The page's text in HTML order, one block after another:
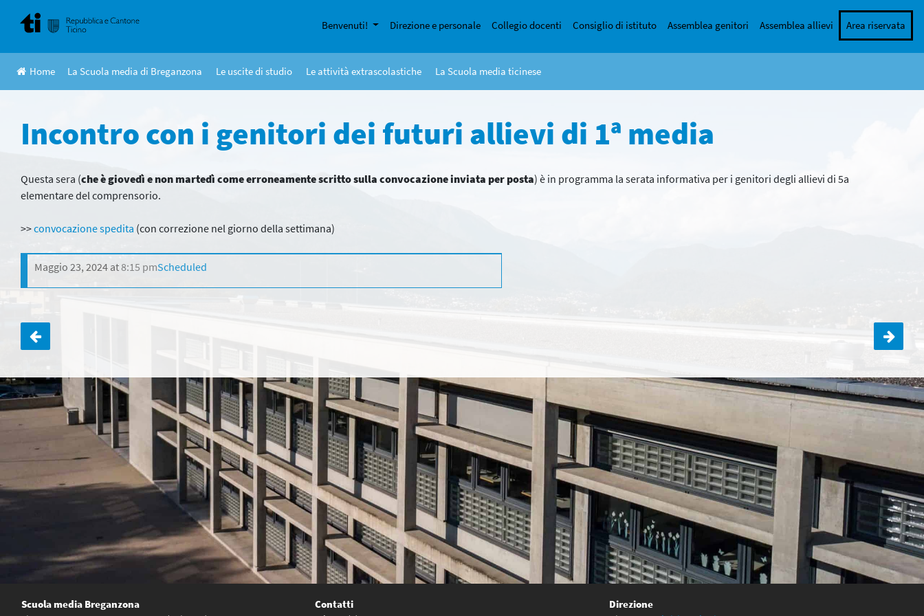
content
Benvenuti! Direzione e personale Collegio docenti Consiglio di istituto Assemblea genitori Assemblea allievi Area riservata
Home La Scuola media di Breganzona Le uscite di studio Le attività extrascolastiche La Scuola media ticinese
Incontro con i genitori dei futuri allievi di 1ª media
Questa sera (che è giovedì e non martedì come erroneamente scritto sulla convocazione inviata per posta) è in programma la serata informativa per i genitori degli allievi di 5a
elementare del comprensorio.
>>convocazione spedita (con correzione nel giorno della settimana)
Maggio 23, 2024 at8:15 pmScheduled
Navigazione
articoli
Visita alla scuola media
Scuola media Breganzona
Contatti
Direzione